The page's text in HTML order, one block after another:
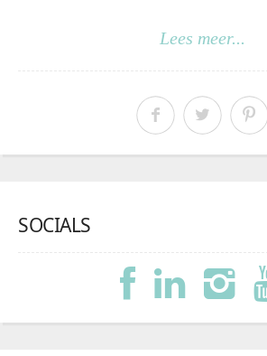
Lees meer...
SOCIALS